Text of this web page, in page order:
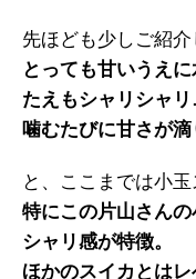
先ほども少しご紹介
とっても甘いうえ
たえもシャリシャ
噛むたびに甘さが滴
と、ここまでは小
特にこの片山さん
シャリ感が特徴。
ほかのスイカとはレ